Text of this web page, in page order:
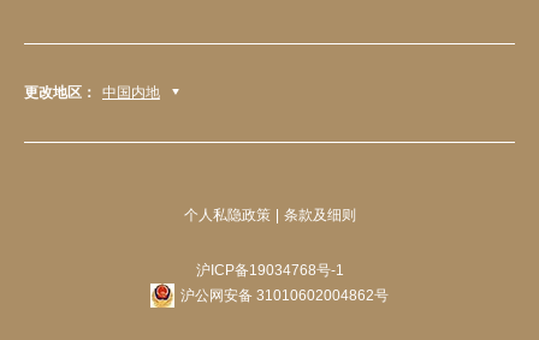
更改地区： 中国内地
个人私隐政策 条款及细则
沪ICP备19034768号-1
沪公网安备 31010602004862号